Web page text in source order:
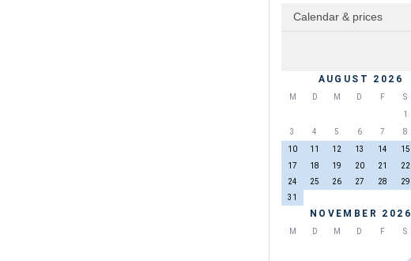
Calendar & prices
AUGUST 2026
M D M D F S
1
3
4 5 6 7 8
10
11 12 13 14 15
17
18 19 20 21 22
24
25 26 27 28 29
31
NOVEMBER 2026
M D M D F S